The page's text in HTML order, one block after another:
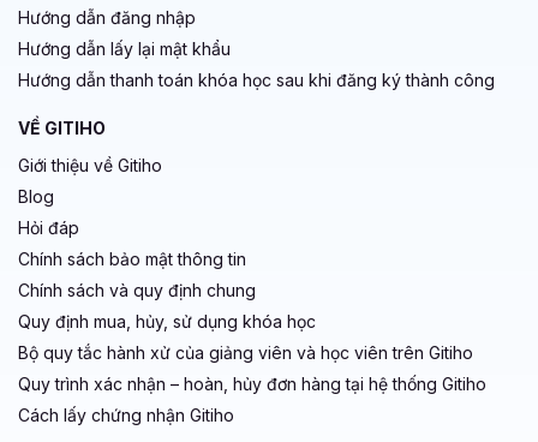
Hướng dẫn đăng nhập
Hướng dẫn lấy lại mật khẩu
Hướng dẫn thanh toán khóa học sau khi đăng ký thành công
VỀ GITIHO
Giới thiệu về Gitiho
Blog
Hỏi đáp
Chính sách bảo mật thông tin
Chính sách và quy định chung
Quy định mua, hủy, sử dụng khóa học
Bộ quy tắc hành xử của giảng viên và học viên trên Gitiho
Quy trình xác nhận – hoàn, hủy đơn hàng tại hệ thống Gitiho
Cách lấy chứng nhận Gitiho